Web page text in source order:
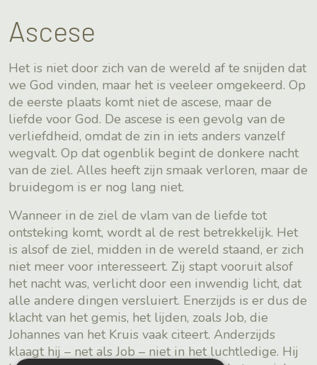
Ascese
Het is niet door zich van de wereld af te snijden dat
we God vinden, maar het is veeleer omgekeerd. Op
de eerste plaats komt niet de ascese, maar de
liefde voor God. De ascese is een gevolg van de
verliefdheid, omdat de zin in iets anders vanzelf
wegvalt. Op dat ogenblik begint de donkere nacht
van de ziel. Alles heeft zijn smaak verloren, maar de
bruidegom is er nog lang niet.
Wanneer in de ziel de vlam van de liefde tot
ontsteking komt, wordt al de rest betrekkelijk. Het
is alsof de ziel, midden in de wereld staand, er zich
niet meer voor interesseert. Zij stapt vooruit alsof
het nacht was, verlicht door een inwendig licht, dat
alle andere dingen versluiert. Enerzijds is er dus de
klacht van het gemis, het lijden, zoals Job, die
Johannes van het Kruis vaak citeert. Anderzijds
klaagt hij – net als Job – niet in het luchtledige. Hij